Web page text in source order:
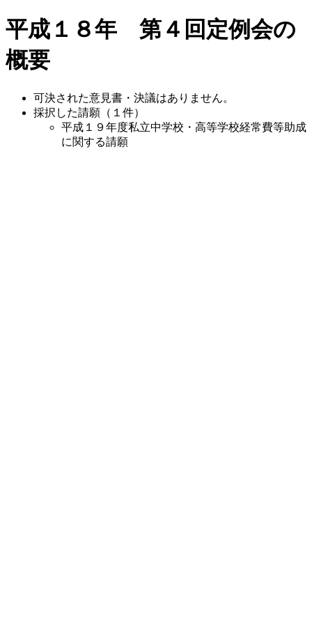
平成１８年 第４回定例会の
概要
可決された意見書・決議はありません。
採択した請願（１件）
平成１９年度私立中学校・高等学校経常費等助成
に関する請願